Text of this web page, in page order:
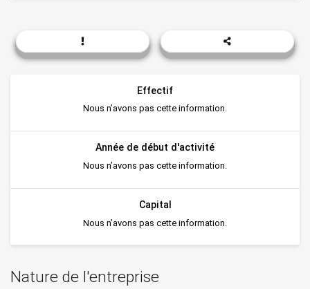
Effectif
Nous n’avons pas cette information.
Année de début d'activité
Nous n’avons pas cette information.
Capital
Nous n’avons pas cette information.
Nature de l'entreprise